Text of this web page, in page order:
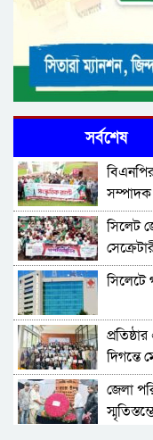
সর্বশেষ
সম্পাদক
সিলেট
সিলেটে
দিগন্তে
জেলা